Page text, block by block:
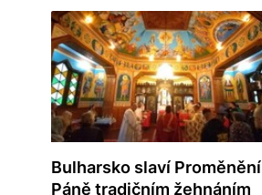
Bulharsko slaví Proměnění
Páně tradičním žehnáním